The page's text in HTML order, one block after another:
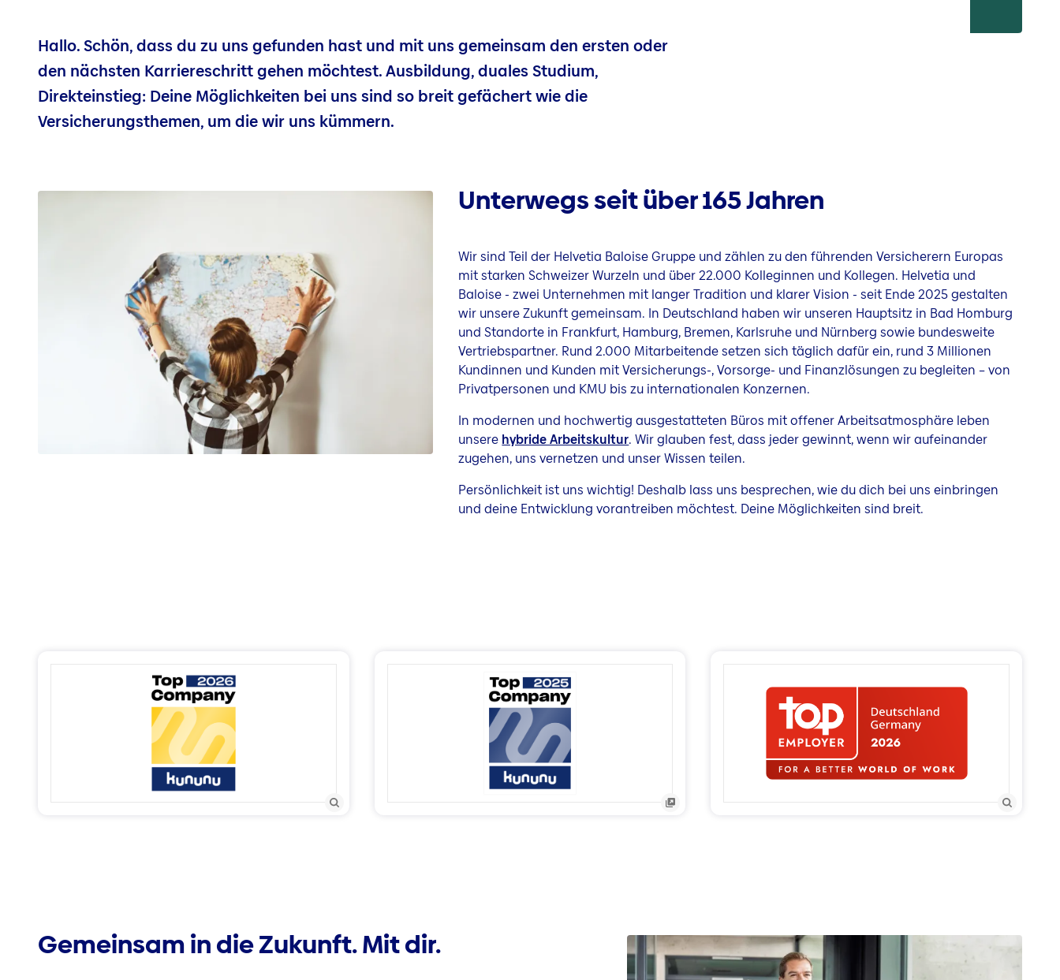
Hallo. Schön, dass du zu uns gefunden hast und mit uns gemeinsam den ersten oder
den nächsten Karriereschritt gehen möchtest. Ausbildung, duales Studium,
Direkteinstieg: Deine Möglichkeiten bei uns sind so breit gefächert wie die
Versicherungsthemen, um die wir uns kümmern.
Unterwegs seit über 165 Jahren
Wir sind Teil der Helvetia Baloise Gruppe und zählen zu den führenden Versicherern Europas
mit starken Schweizer Wurzeln und über 22.000 Kolleginnen und Kollegen. Helvetia und
Baloise - zwei Unternehmen mit langer Tradition und klarer Vision - seit Ende 2025 gestalten
wir unsere Zukunft gemeinsam. In Deutschland haben wir unseren Hauptsitz in Bad Homburg
und Standorte in Frankfurt, Hamburg, Bremen, Karlsruhe und Nürnberg sowie bundesweite
Vertriebspartner. Rund 2.000 Mitarbeitende setzen sich täglich dafür ein, rund 3 Millionen
Kundinnen und Kunden mit Versicherungs-, Vorsorge- und Finanzlösungen zu begleiten – von
Privatpersonen und KMU bis zu internationalen Konzernen.
In modernen und hochwertig ausgestatteten Büros mit offener Arbeitsatmosphäre leben
unsere hybride Arbeitskultur. Wir glauben fest, dass jeder gewinnt, wenn wir aufeinander
zugehen, uns vernetzen und unser Wissen teilen.
Persönlichkeit ist uns wichtig! Deshalb lass uns besprechen, wie du dich bei uns einbringen
und deine Entwicklung vorantreiben möchtest. Deine Möglichkeiten sind breit.
Gemeinsam in die Zukunft. Mit dir.